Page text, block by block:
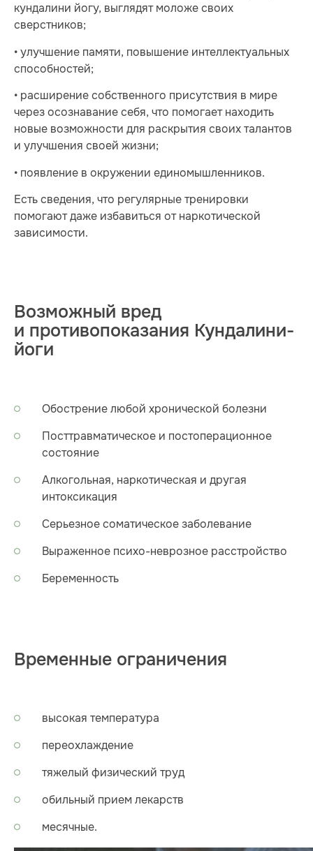
кундалини йогу, выглядят моложе своих
сверстников;
• улучшение памяти, повышение интеллектуальных
способностей;
• расширение собственного присутствия в мире
через осознавание себя, что помогает находить
новые возможности для раскрытия своих талантов
и улучшения своей жизни;
• появление в окружении единомышленников.
Есть сведения, что регулярные тренировки
помогают даже избавиться от наркотической
зависимости.
Возможный вред
и противопоказания Кундалини-
йоги
Обострение любой хронической болезни
Посттравматическое и постоперационное
состояние
Алкогольная, наркотическая и другая
интоксикация
Серьезное соматическое заболевание
Выраженное психо-неврозное расстройство
Беременность
Временные ограничения
высокая температура
переохлаждение
тяжелый физический труд
обильный прием лекарств
месячные.